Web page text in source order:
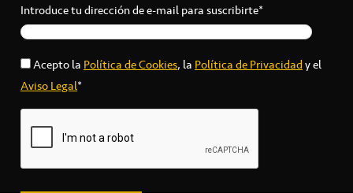
Introduce tu dirección de e-mail para suscribirte*
Acepto la Política de Cookies, la Política de Privacidady el
Aviso Legal*